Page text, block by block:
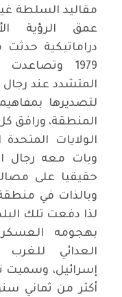
مقاليد السلطة
عمق الرؤية
دراماتيكية حدثت
1979
المتشدد عند
لتصديرها
المنطقة، ورافق
الولايات المتحدة
وبات معه رجال
حقيقيا على
وبالذات في
لذا دفعت تلك
بهجومه
العدائي
إسرائيل، وسميت
أكثر من ثماني